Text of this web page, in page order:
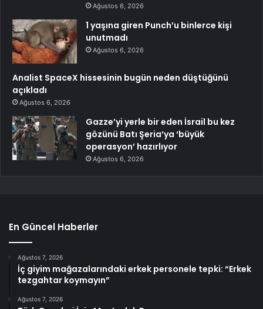
Ağustos 6, 2026
1 yaşına giren Punch’u binlerce kişi
unutmadı
Ağustos 6, 2026
Analist SpaceX hissesinin bugün neden düştüğünü
açıkladı
Ağustos 6, 2026
Gazze’yi yerle bir eden İsrail bu kez
gözünü Batı Şeria’ya ‘büyük
operasyon’ hazırlıyor
Ağustos 6, 2026
En Güncel Haberler
Ağustos 7, 2026
İç giyim mağazalarındaki erkek personele tepki: “Erkek
tezgahtar koymayın”
Ağustos 7, 2026